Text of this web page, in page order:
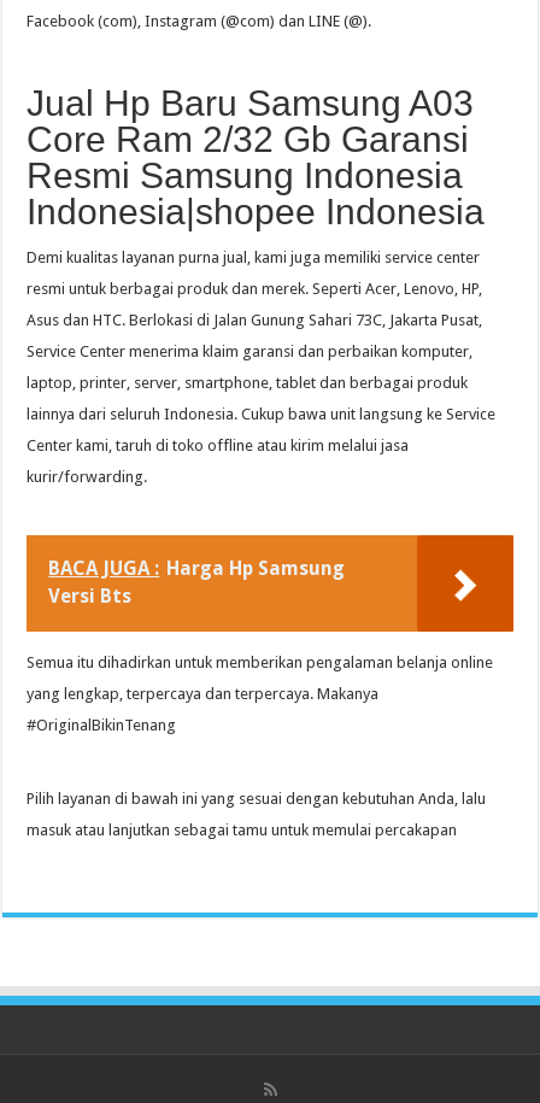
Facebook (com), Instagram (@com) dan LINE (@).
Jual Hp Baru Samsung A03
Core Ram 2/32 Gb Garansi
Resmi Samsung Indonesia
Indonesia|shopee Indonesia
Demi kualitas layanan purna jual, kami juga memiliki service center
resmi untuk berbagai produk dan merek. Seperti Acer, Lenovo, HP,
Asus dan HTC. Berlokasi di Jalan Gunung Sahari 73C, Jakarta Pusat,
Service Center menerima klaim garansi dan perbaikan komputer,
laptop, printer, server, smartphone, tablet dan berbagai produk
lainnya dari seluruh Indonesia. Cukup bawa unit langsung ke Service
Center kami, taruh di toko offline atau kirim melalui jasa
kurir/forwarding.
BACA JUGA : Harga Hp Samsung
Versi Bts
Semua itu dihadirkan untuk memberikan pengalaman belanja online
yang lengkap, terpercaya dan terpercaya. Makanya
#OriginalBikinTenang
Pilih layanan di bawah ini yang sesuai dengan kebutuhan Anda, lalu
masuk atau lanjutkan sebagai tamu untuk memulai percakapan